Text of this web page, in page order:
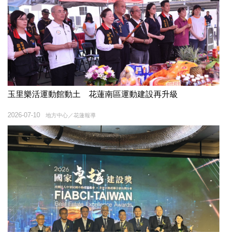
玉里樂活運動館動土 花蓮南區運動建設再升級
地方中心／花蓮報導
2026-07-10